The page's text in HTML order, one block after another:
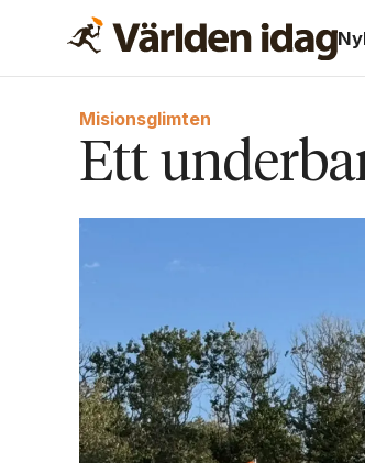
Misionsglimten
Ett